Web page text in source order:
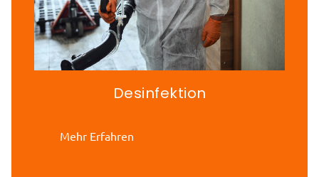
Desinfektion
Mehr Erfahren